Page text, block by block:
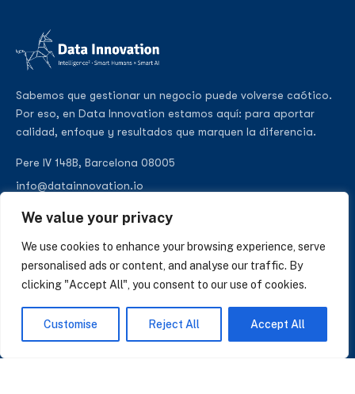
We value your privacy
We use cookies to enhance your browsing experience, serve
personalised ads or content, and analyse our traffic. By
clicking "Accept All", you consent to our use of cookies.
Customise Reject All Accept All
Sabemos que gestionar un negocio puede volverse caótico.
Por eso, en Data Innovation estamos aquí: para aportar
calidad, enfoque y resultados que marquen la diferencia.
Pere IV 148B, Barcelona 08005
info@datainnovation.io
SUSCRÍBASE A NUESTRAS NOTICIAS
Perspectivas sobre IA, datos y CRM. Sin spam, solo lo que importa.